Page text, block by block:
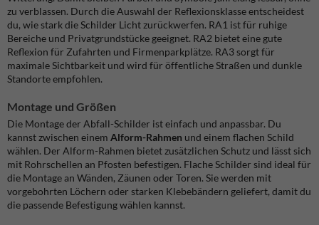
zu verblassen. Durch die Auswahl der Reflexionsklasse entscheidest
du, wie stark die Schilder Licht zurückwerfen. RA1 ist für ruhige
Bereiche und Privatgrundstücke geeignet. RA2 bietet eine gute
Reflexion für Zufahrten und Firmenparkplätze. RA3 sorgt für
maximale Sichtbarkeit und wird für öffentliche Straßen und dunkle
Standorte empfohlen.
Montage und Größen
Die Montage der Abfall-Schilder ist einfach und anpassbar. Du
kannst zwischen einem Alform-Rahmen und einem flachen Schild
wählen. Der Alform-Rahmen bietet zusätzlichen Schutz und lässt sich
mit Rohrschellen an Pfosten befestigen. Flache Schilder sind ideal für
die Montage an Wänden, Zäunen oder Toren. Sie werden mit
vorgebohrten Löchern oder starken Klebebändern geliefert, damit du
die passende Befestigung wählen kannst.